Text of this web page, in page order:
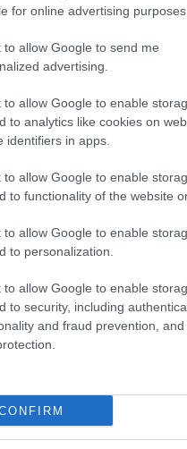
for online advertising purposes.
to allow Google to send me
advertising.
to allow Google to enable
to analytics like cookies on
identifiers in apps.
to allow Google to enable
to functionality of the website
to allow Google to enable
to personalization.
to allow Google to enable
to security, including
and fraud prevention,
17:02